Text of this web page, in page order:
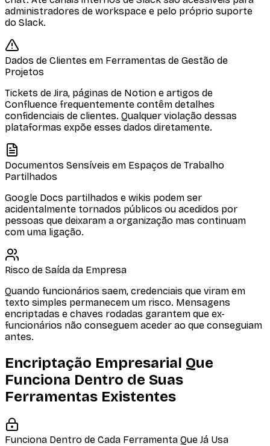
administradores de workspace e pelo próprio suporte
do Slack.
Dados de Clientes em Ferramentas de Gestão de
Projetos
Tickets de Jira, páginas de Notion e artigos de
Confluence frequentemente contêm detalhes
confidenciais de clientes. Qualquer violação dessas
plataformas expõe esses dados diretamente.
Documentos Sensíveis em Espaços de Trabalho
Partilhados
Google Docs partilhados e wikis podem ser
acidentalmente tornados públicos ou acedidos por
pessoas que deixaram a organização mas continuam
com uma ligação.
Risco de Saída da Empresa
Quando funcionários saem, credenciais que viram em
texto simples permanecem um risco. Mensagens
encriptadas e chaves rodadas garantem que ex-
funcionários não conseguem aceder ao que conseguiam
antes.
Encriptação Empresarial Que
Funciona Dentro de Suas
Ferramentas Existentes
Funciona Dentro de Cada Ferramenta Que Já Usa